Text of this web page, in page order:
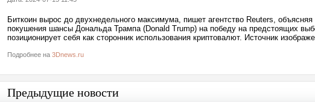
Биткоин вырос до двухнедельного максимума, пишет агентство Reuters,
покушения шансы Дональда Трампа (Donald Trump) на победу на предстоящих
позиционирует себя как сторонник использования криптовалют. Источник
Подробнее на 3Dnews.ru
Предыдущие новости